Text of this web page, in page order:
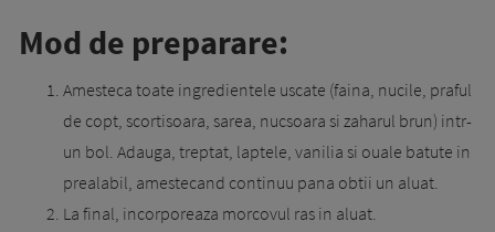
Mod de preparare:
Amesteca toate ingredientele uscate (faina, nucile, praful
de copt, scortisoara, sarea, nucsoara si zaharul brun) intr-
un bol. Adauga, treptat, laptele, vanilia si ouale batute in
prealabil, amestecand continuu pana obtii un aluat.
La final, incorporeaza morcovul ras in aluat.